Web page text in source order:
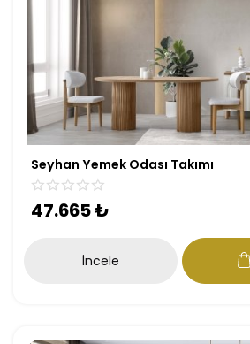
Seyhan Yemek Odası Takımı
47.665₺
İncele